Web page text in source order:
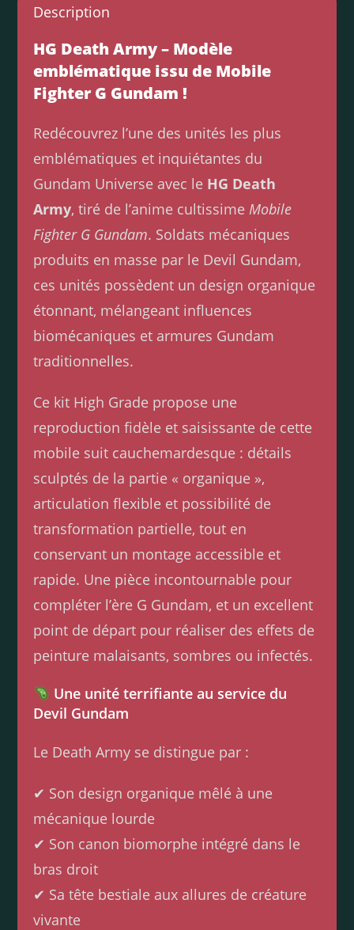
Description
HG Death Army – Modèle
emblématique issu de Mobile
Fighter G Gundam !
Redécouvrez l’une des unités les plus
emblématiques et inquiétantes du
Gundam Universe avec le HG Death
Army, tiré de l’anime cultissimeMobile
Fighter G Gundam. Soldats mécaniques
produits en masse par le Devil Gundam,
ces unités possèdent un design organique
étonnant, mélangeant influences
biomécaniques et armures Gundam
traditionnelles.
Ce kit High Grade propose une
reproduction fidèle et saisissante de cette
mobile suit cauchemardesque : détails
sculptés de la partie « organique »,
articulation flexible et possibilité de
transformation partielle, tout en
conservant un montage accessible et
rapide. Une pièce incontournable pour
compléter l’ère G Gundam, et un excellent
point de départ pour réaliser des effets de
peinture malaisants, sombres ou infectés.
Une unité terrifiante au service du
Devil Gundam
Le Death Army se distingue par :
✔ Son design organique mêlé à une
mécanique lourde
✔ Son canon biomorphe intégré dans le
bras droit
✔ Sa tête bestiale aux allures de créature
vivante